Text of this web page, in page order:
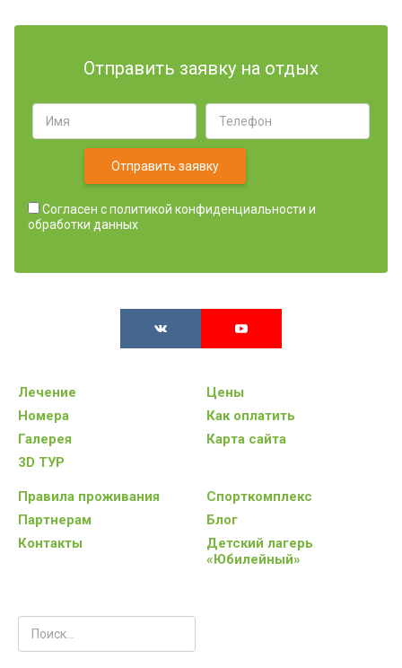
Отправить заявку на отдых
Отправить заявку
Согласен сполитикой конфиденциальности и
обработки данных
Лечение
Номера
Галерея
3D ТУР
Цены
Как оплатить
Карта сайта
Правила проживания
Партнерам
Контакты
Спорткомплекс
Блог
Детский лагерь
«Юбилейный»